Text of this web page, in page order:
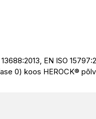
EN ISO
0) koos HEROCK®